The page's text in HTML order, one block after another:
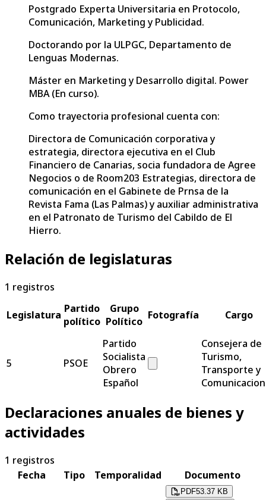
Postgrado Experta Universitaria en Protocolo,
Comunicación, Marketing y Publicidad.
Doctorando por la ULPGC, Departamento de
Lenguas Modernas.
Máster en Marketing y Desarrollo digital. Power
MBA (En curso).
Como trayectoria profesional cuenta con:
Directora de Comunicación corporativa y
estrategia, directora ejecutiva en el Club
Financiero de Canarias, socia fundadora de Agree
Negocios o de Room203 Estrategias, directora de
comunicación en el Gabinete de Prnsa de la
Revista Fama (Las Palmas) y auxiliar administrativa
en el Patronato de Turismo del Cabildo de El
Hierro.
Relación de legislaturas
1 registros
Legislatura Partido
político
Grupo
Político Fotografía Cargo
5 PSOE
Partido
Socialista
Obrero
Español
Consejera de
Turismo,
Transporte y
Declaraciones anuales de bienes y
actividades
1 registros
Fecha
Tipo Temporalidad Documento
PDF53.37 KB